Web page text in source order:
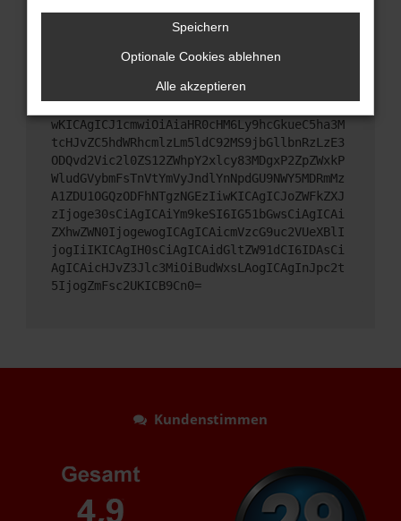
das Problem zu beheben. Du kannst uns diesen
Text schicken, um uns bei der Fehlersuche zu
unterstützen:
ewogICJuYW1lIjogIk5ldHdvcmtFcnJvciIsCiAgI
mNvbmZpZyI6IHsKICAgICJtZXRob2QiOiAiR0VUIi
wKICAgICJ1cmwiOiAiaHR0cHM6Ly9hcGkueC5ha3M
tcHJvZC5hdWRhcmlzLm5ldC92MS9jbGllbnRzLzE3
ODQvd2Vic2l0ZS12ZWhpY2xlcy83MDgxP2ZpZWxkP
WludGVybmFsTnVtYmVyJndlYnNpdGU9NWY5MDRmMz
A1ZDU1OGQzODFhNTgzNGEzIiwKICAgICJoZWFkZXJ
zIjoge30sCiAgICAiYm9keSI6IG51bGwsCiAgICAi
ZXhwZWN0IjogewogICAgICAicmVzcG9uc2VUeXBlI
jogIiIKICAgIH0sCiAgICAidGltZW91dCI6IDAsCi
AgICAicHJvZ3Jlc3MiOiBudWxsLAogICAgInJpc2t
5IjogZmFsc2UKICB9Cn0=
Kundenstimmen
Speichern
Optionale Cookies ablehnen
Alle akzeptieren